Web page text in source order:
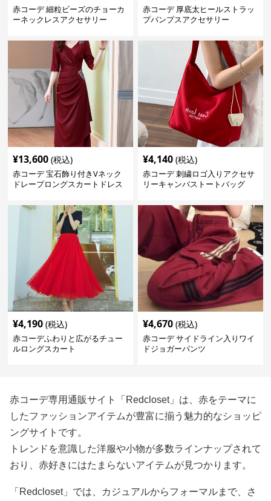
赤コーデ 細粒ビーズのチョーカ
ーネックレスアクセサリー
赤コーデ 厚底太ヒールストラッ
プパンプスアクセサリー
¥13,600 (税込)
赤コーデ 宝石飾り付きVネック
ドレープロングスカートドレス
¥4,140 (税込)
赤コーデ 刺繍ロゴ入りアクセサ
リーキャンバストートバッグ
¥4,190 (税込)
赤コーデふわりと広がるチュー
ルロングスカート
¥4,670 (税込)
赤コーデ サイドライン入りワイ
ドジョガーパンツ
赤コーデ専用通販サイト「Redcloset」は、赤をテーマに
したファッションアイテムが豊富に揃う魅力的なショッピ
ングサイトです。
トレンドを意識した洋服や小物が多数ラインナップされて
おり、赤好きにはたまらないアイテムが見つかります。
「Redcloset」では、カジュアルからフォーマルまで、さ